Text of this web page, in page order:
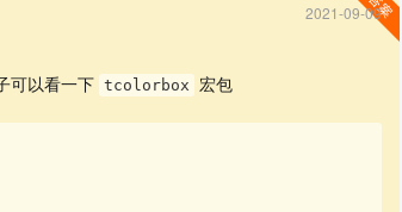
2021-09-09
可以看一下 tcolorbox 宏包